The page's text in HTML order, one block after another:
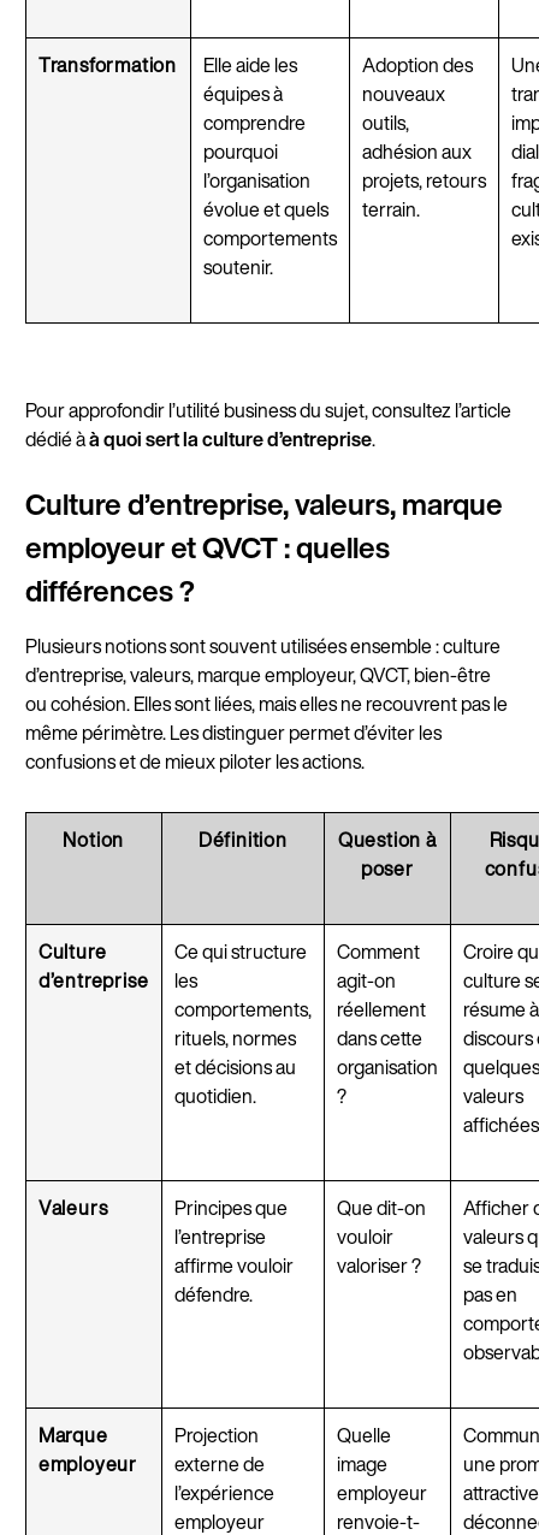
Transformation
Elle aide les
équipes à
comprendre
pourquoi
l’organisation
évolue et quels
comportements
soutenir.
Adoption des
nouveaux
outils,
adhésion aux
projets, retours
terrain.
Pour approfondir l’utilité business du sujet, consultez l’article
dédié àà quoi sert la culture d’entreprise.
Culture d’entreprise, valeurs, marque
employeur et QVCT : quelles
différences ?
Plusieurs notions sont souvent utilisées ensemble : culture
d’entreprise, valeurs, marque employeur, QVCT, bien-être
ou cohésion. Elles sont liées, mais elles ne recouvrent pas le
même périmètre. Les distinguer permet d’éviter les
confusions et de mieux piloter les actions.
Notion Définition
Question à
poser
Culture
d’entreprise
Ce qui structure
les
comportements,
rituels, normes
et décisions au
quotidien.
Comment
agit-on
réellement
dans cette
organisation
?
Croire
culture
résume
discours
quelques
valeurs
Valeurs
Principes que
l’entreprise
affirme vouloir
défendre.
Que dit-on
vouloir
valoriser ?
Afficher
valeurs
se
pas en
Marque
employeur
Projection
externe de
l’expérience
employeur
Quelle
image
employeur
renvoie-t-
une